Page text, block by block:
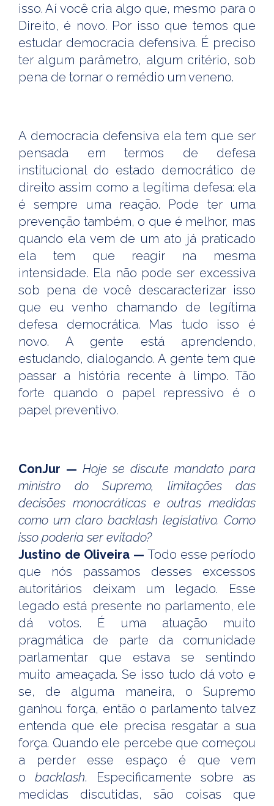
isso. Aí você cria algo que, mesmo para o
Direito, é novo. Por isso que temos que
estudar democracia defensiva. É preciso
ter algum parâmetro, algum critério, sob
pena de tornar o remédio um veneno.
A democracia defensiva ela tem que ser
pensada em termos de defesa
institucional do estado democrático de
direito assim como a legítima defesa: ela
é sempre uma reação. Pode ter uma
prevenção também, o que é melhor, mas
quando ela vem de um ato já praticado
ela tem que reagir na mesma
intensidade. Ela não pode ser excessiva
sob pena de você descaracterizar isso
que eu venho chamando de legítima
defesa democrática. Mas tudo isso é
novo. A gente está aprendendo,
estudando, dialogando. A gente tem que
passar a história recente à limpo. Tão
forte quando o papel repressivo é o
papel preventivo.
ConJur — Hoje se discute mandato para
ministro do Supremo, limitações das
decisões monocráticas e outras medidas
como um claro backlash legislativo. Como
isso poderia ser evitado?
Justino de Oliveira — Todo esse período
que nós passamos desses excessos
autoritários deixam um legado. Esse
legado está presente no parlamento, ele
dá votos. É uma atuação muito
pragmática de parte da comunidade
parlamentar que estava se sentindo
muito ameaçada. Se isso tudo dá voto e
se, de alguma maneira, o Supremo
ganhou força, então o parlamento talvez
entenda que ele precisa resgatar a sua
força. Quando ele percebe que começou
a perder esse espaço é que vem
obacklash. Especificamente sobre as
medidas discutidas, são coisas que